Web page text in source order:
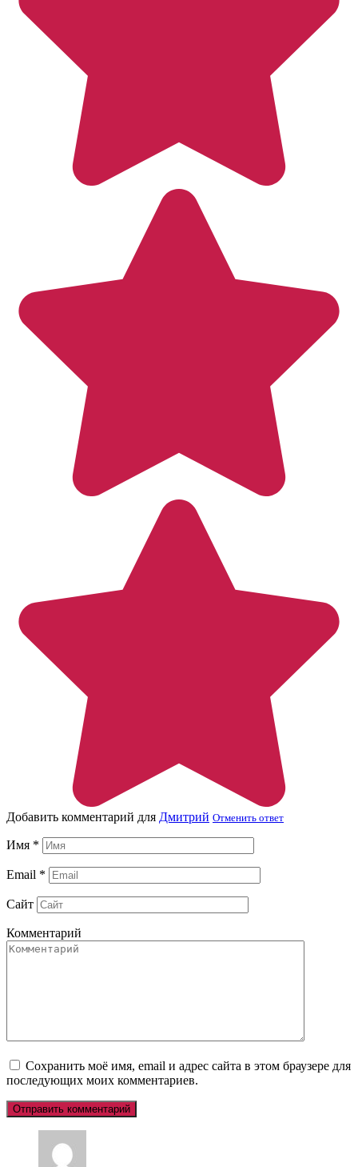
Добавить комментарий для Дмитрий Отменить ответ
Имя *
Email *
Сайт
Комментарий
Сохранить моё имя, email и адрес сайта в этом браузере для
последующих моих комментариев.